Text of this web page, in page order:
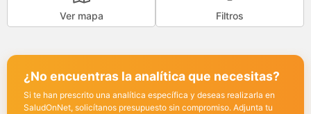
Ver mapa Filtros
¿No encuentras la analítica que necesitas?
Si te han prescrito una analítica específica y deseas realizarla en
SaludOnNet, solicítanos presupuesto sin compromiso. Adjunta tu